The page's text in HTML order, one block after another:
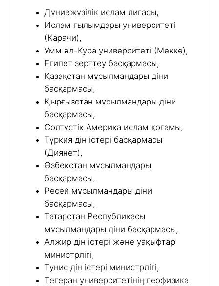
Дүниежүзілік ислам лигасы,
Ислам ғылымдары университеті
(Карачи),
Умм әл-Кура университеті (Мекке),
Египет зерттеу басқармасы,
Қазақстан мұсылмандары діни
басқармасы,
Қырғызстан мұсылмандары діни
басқармасы,
Солтүстік Америка ислам қоғамы,
Түркия дін істері басқармасы
(Диянет),
Өзбекстан мұсылмандары
басқармасы,
Ресей мұсылмандары діни
басқармасы,
Татарстан Республикасы
мұсылмандары діни басқармасы,
Алжир дін істері және уақыфтар
министрлігі,
Тунис дін істері министрлігі,
Тегеран университетінің геофизика